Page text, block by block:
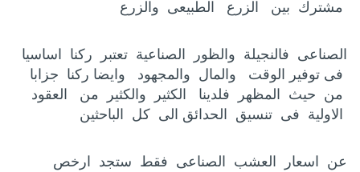
مشترك بين الزرع الطبيعى والزرع
الصناعى فالنجيلة والظور الصناعية تعتبر ركنا اساسيا
فى توفير الوقت والمال والمجهود وايضا ركنا جزابا
من حيث المظهر فلدينا الكثير والكثير من العقود
الاولية فى تنسيق الحدائق الى كل الباحثين
عن اسعار العشب الصناعى فقط ستجد ارخص